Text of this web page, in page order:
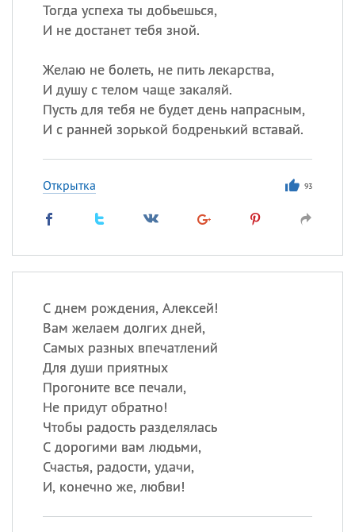
Тогда успеха ты добьешься,
И не достанет тебя зной.
Желаю не болеть, не пить лекарства,
И душу с телом чаще закаляй.
Пусть для тебя не будет день напрасным,
И с ранней зорькой бодренький вставай.
Открытка 93
С днем рождения, Алексей!
Вам желаем долгих дней,
Самых разных впечатлений
Для души приятных
Прогоните все печали,
Не придут обратно!
Чтобы радость разделялась
С дорогими вам людьми,
Счастья, радости, удачи,
И, конечно же, любви!
Сергей
Посмотреть значение
происхождение